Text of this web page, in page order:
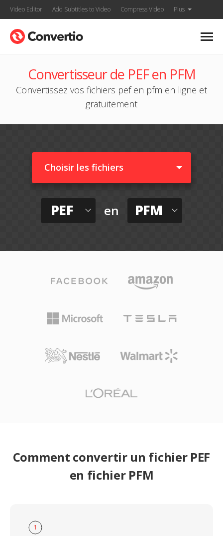
Video Editor Add Subtitles to Video Compress Video Plus
Convertisseur de PEF en PFM
Convertissez vos fichiers pef en pfm en ligne et
gratuitement
Choisir les fichiers
PEF en PFM
Comment convertir un fichier PEF
en fichier PFM
1